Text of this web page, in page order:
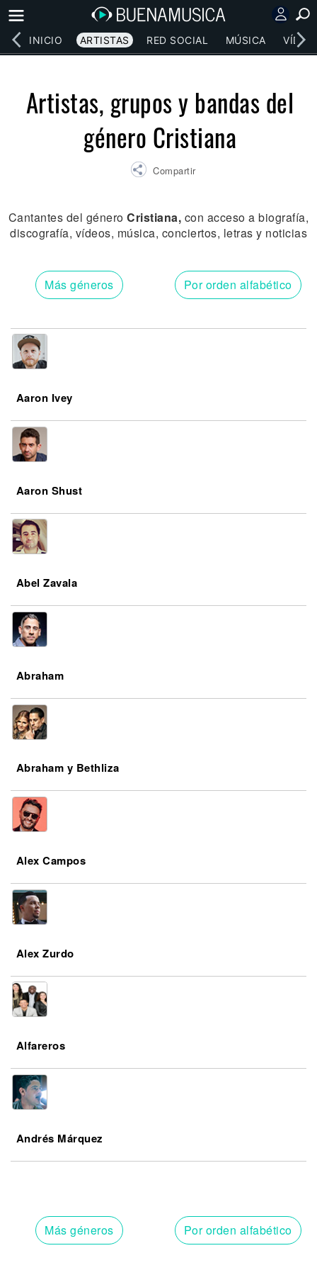
INICIO ARTISTAS RED SOCIAL MÚSICA
Artistas, grupos y bandas del
género Cristiana
Compartir
Cantantes del géneroCristiana, con acceso a biografía,
discografía, vídeos, música, conciertos, letras y noticias
Más géneros Por orden alfabético
Aaron Ivey
Aaron Shust
Abel Zavala
Abraham
Abraham y Bethliza
Alex Campos
Alex Zurdo
Alfareros
Andrés Márquez
Más géneros Por orden alfabético